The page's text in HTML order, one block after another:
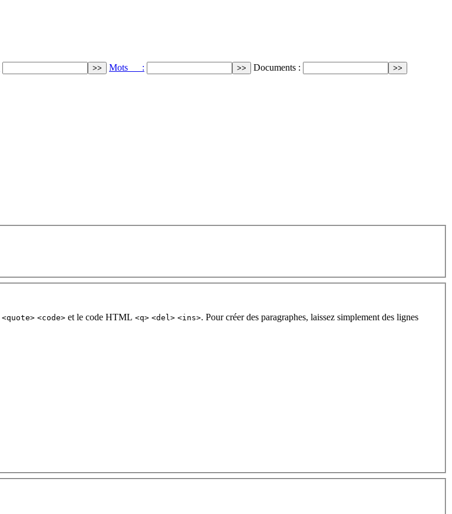
Mots : Documents :
<quote> <code> et le code HTML <q> <del> <ins>. Pour créer des paragraphes, laissez simplement des lignes